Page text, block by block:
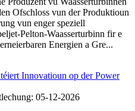
Ofschloss vun der Produktioun
vun enger speziell
Pelton-Waasserturbinn fir e
Energien a Gre...
Innovatioun op der Power
05-12-2026